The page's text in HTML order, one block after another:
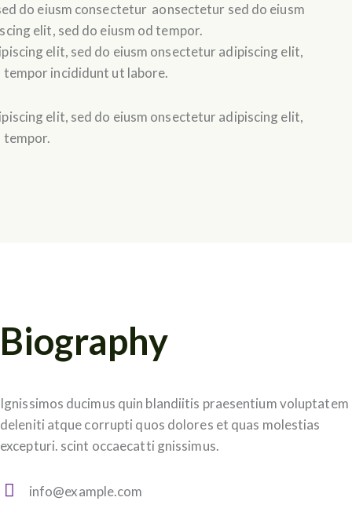
do eiusm consectetur aonsectetur sed do eiusm
elit, sed do eiusm od tempor.
elit, sed do eiusm onsectetur adipiscing elit,
tempor incididunt ut labore.
elit, sed do eiusm onsectetur adipiscing elit,
tempor.
Biography
Ignissimos ducimus quin blandiitis praesentium voluptatem
deleniti atque corrupti quos dolores et quas molestias
excepturi. scint occaecatti gnissimus.
info@example.com